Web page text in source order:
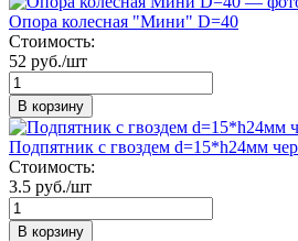
Опора колесная "Мини" D=40
Стоимость:
52 руб./шт
В корзину
Подпятник с гвоздем d=15*h24мм
Стоимость:
3.5 руб./шт
В корзину